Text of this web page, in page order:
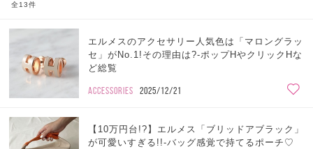
全13件
エルメスのアクセサリー人気色は「マロングラッ
セ」がNo.1!その理由は?-ポップHやクリックHな
ど総覧
ACCESSORIES 2025/12/21
【10万円台!?】エルメス「ブリッドアブラック」
が可愛いすぎる!!-バッグ感覚で持てるポーチ♡